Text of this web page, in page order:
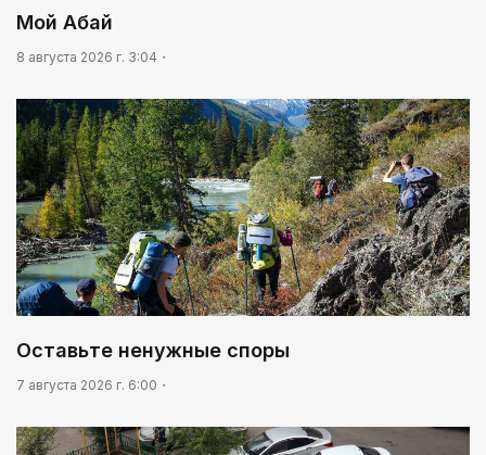
Мой Абай
8 августа 2026 г. 3:04
Оставьте ненужные споры
7 августа 2026 г. 6:00